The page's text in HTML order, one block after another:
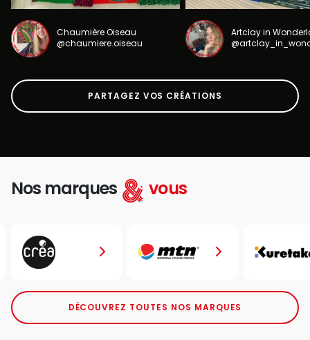
Chaumière Oiseau
@chaumiere.oiseau
Artclay in
PARTAGEZ VOS CRÉATIONS
Nos marques vous
DÉCOUVREZ TOUTES NOS MARQUES